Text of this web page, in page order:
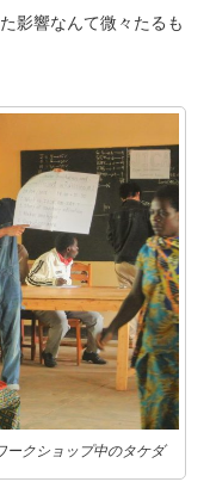
影響なんて微々たるも
ークショップ中のタケダ